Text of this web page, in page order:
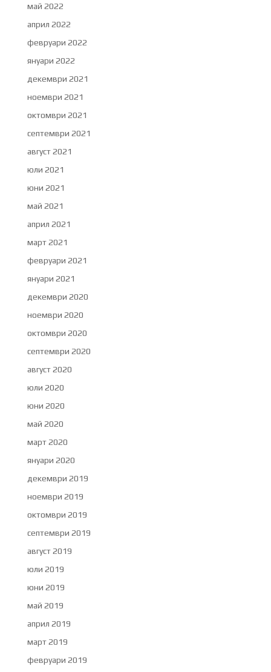
май 2022
април 2022
февруари 2022
януари 2022
декември 2021
ноември 2021
октомври 2021
септември 2021
август 2021
юли 2021
юни 2021
май 2021
април 2021
март 2021
февруари 2021
януари 2021
декември 2020
ноември 2020
октомври 2020
септември 2020
август 2020
юли 2020
юни 2020
май 2020
март 2020
януари 2020
декември 2019
ноември 2019
октомври 2019
септември 2019
август 2019
юли 2019
юни 2019
май 2019
април 2019
март 2019
февруари 2019